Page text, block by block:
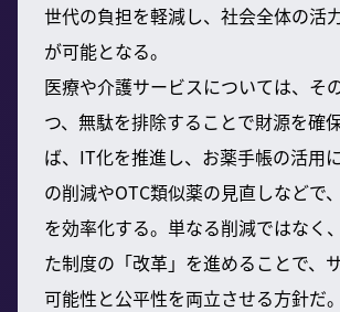
世代の負担を軽減し、社会全体の活
が可能となる。
医療や介護サービスについては、そ
つ、無駄を排除することで財源を確
ば、IT化を推進し、お薬手帳の活用
の削減やOTC類似薬の見直しなどで
を効率化する。単なる削減ではなく
た制度の「改革」を進めることで、
可能性と公平性を両立させる方針だ。